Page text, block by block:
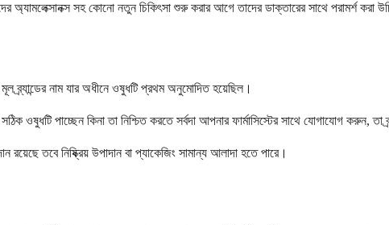
সহ কোনো নতুন চিকিৎসা শুরু করার আগে তাদের ডাক্তারের সাথে পরামর্শ করা
মূল ব্র্যান্ডের নাম যার অধীনে ওষুধটি প্রথম অনুমোদিত হয়েছিল।
ওষুধটি পাচ্ছেন কিনা তা নিশ্চিত করতে সর্বদা আপনার ফার্মাসিস্টের সাথে যোগাযোগ করুন, তা
তবে নিষ্ক্রিয় উপাদান বা প্যাকেজিং সামান্য আলাদা হতে পারে।